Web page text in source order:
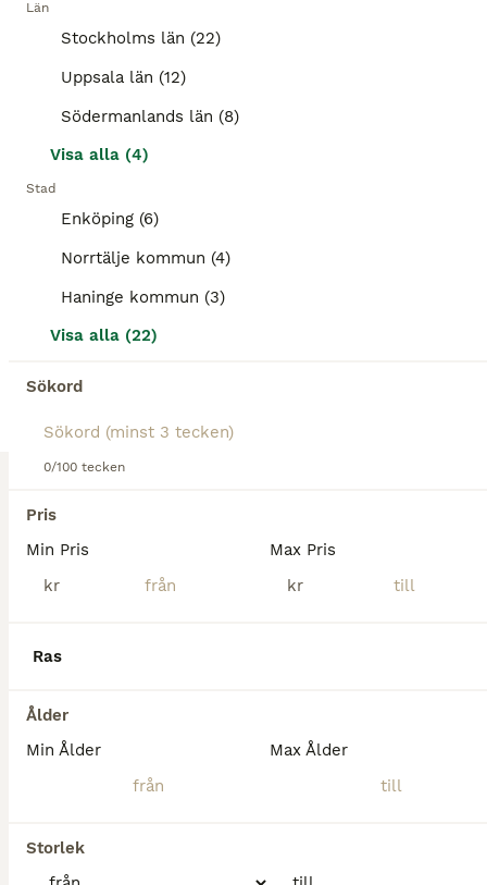
Län
Stockholms län (22)
Uppsala län (12)
Södermanlands län (8)
Visa alla (4)
Stad
Enköping (6)
Norrtälje kommun (4)
Haninge kommun (3)
Visa alla (22)
Sökord
0/100 tecken
Pris
Min Pris
kr
Max Pris
kr
Ras
Ålder
Min Ålder
Max Ålder
Storlek
Varmblod (Halvblod)
Sto6 år 160 cm
Enköping